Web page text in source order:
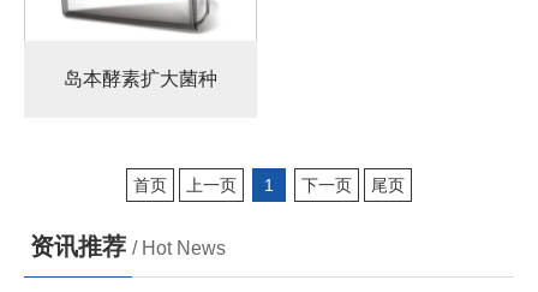
岛本酵素扩大菌种
首页 上一页 1 下一页 尾页
资讯推荐 / Hot News